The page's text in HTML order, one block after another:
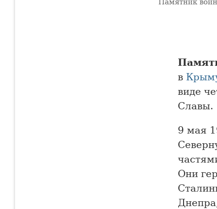
Памятник
в
виде
Славы.
9 мая
Они